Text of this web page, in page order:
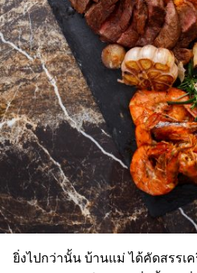
ยิ่งไปกว่านั้น บ้านแม่ ได้คัดสรรเ